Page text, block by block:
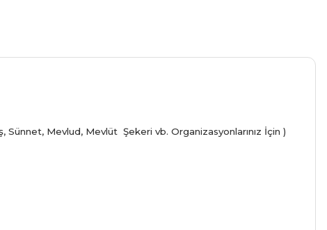
Mevlud, Mevlüt Şekeri vb. Organizasyonlarınız İçin )